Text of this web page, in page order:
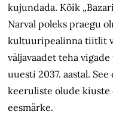
kujundada. Kõik
Narval poleks praegu
kultuuripealinna tiitlit
väljavaadet teha
uuesti 2037. aastal.
keeruliste olude kiuste
eesmärke.